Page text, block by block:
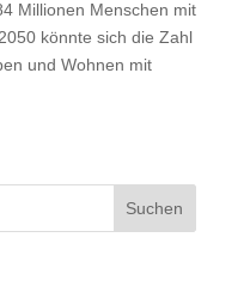
Millionen Menschen mit
könnte sich die Zahl
und Wohnen mit